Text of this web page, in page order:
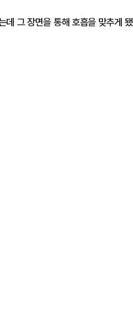
데 그 장면을 통해 호흡을 맞추게 됐